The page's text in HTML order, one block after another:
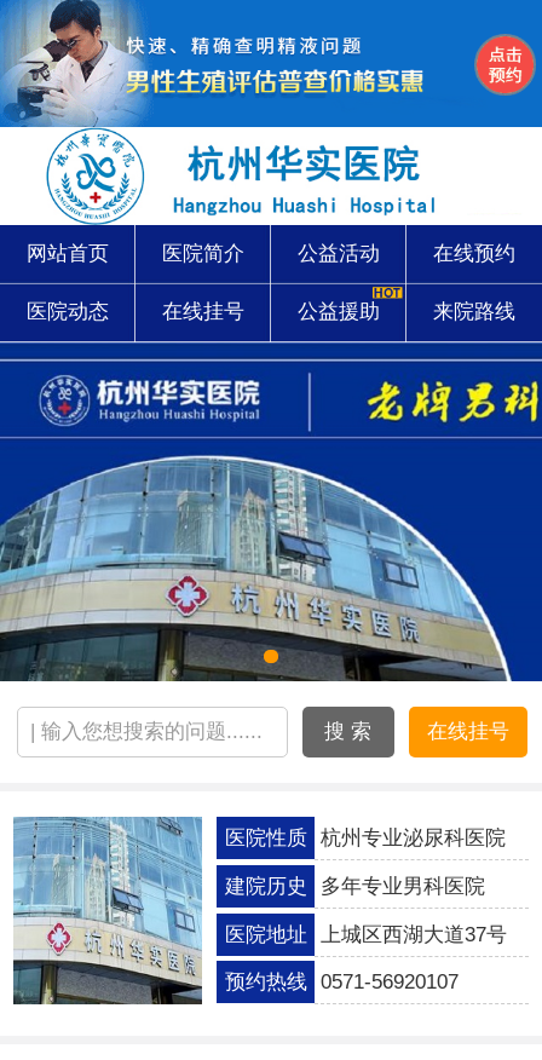
网站首页 医院简介 公益活动 在线预约
医院动态 在线挂号 公益援助 来院路线
搜 索 在线挂号
医院性质 杭州专业泌尿科医院
建院历史 多年专业男科医院
医院地址 上城区西湖大道37号
预约热线 0571-56920107